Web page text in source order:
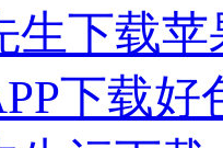
生下载
下载好